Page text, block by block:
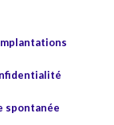
spontanée